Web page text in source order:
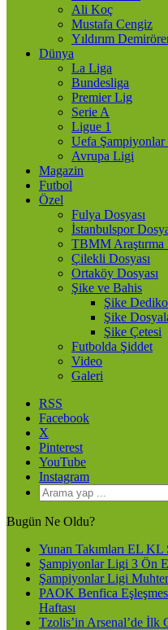
Ali Koç
Mustafa Cengiz
Yıldırım
Dünya
La Liga
Bundesliga
Premier Lig
Serie A
Ligue 1
Uefa
Avrupa Ligi
Magazin
Futbol
Özel
Fulya Dosyası
İstanbulspor
TBMM Araştırma
Çilekli Dosyası
Ortaköy Dosyası
Şike ve Bahis
Şike
Şike
Şike Çetesi
Futbolda Şiddet
Video
Galeri
RSS
Facebook
X
Pinterest
YouTube
Instagram
Bugün Ne Oldu?
Yunan Takımları EL KL
Şampiyonlar Ligi 3 Ön
Şampiyonlar Ligi
PAOK Benfica
Haftası
Tzolis’in Arsenal’de İlk